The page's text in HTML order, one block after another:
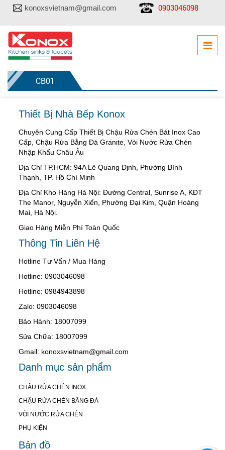
konoxsvietnam@gmail.com 0903046098
CB01
Thiết Bị Nhà Bếp Konox
Chuyên Cung Cấp Thiết Bị Chậu Rửa Chén Bát Inox Cao
Cấp, Chậu Rửa Bằng Đá Granite, Vòi Nước Rửa Chén
Nhập Khẩu Châu Âu
Địa Chỉ TP.HCM: 94A Lê Quang Định, Phường Bình
Thạnh, TP. Hồ Chí Minh
Địa Chỉ Kho Hàng Hà Nội: Đường Central, Sunrise A, KĐT
The Manor, Nguyễn Xiển, Phường Đại Kim, Quận Hoàng
Mai, Hà Nội.
Giao Hàng Miễn Phí Toàn Quốc
Thông Tin Liên Hệ
Hotline Tư Vấn / Mua Hàng
Hotline: 0903046098
Hotline: 0984943898
Zalo: 0903046098
Bảo Hành: 18007099
Sửa Chữa: 18007099
Gmail: konoxsvietnam@gmail.com
Danh mục sản phẩm
CHẬU RỬA CHÉN INOX
CHẬU RỬA CHÉN BẰNG ĐÁ
VÒI NƯỚC RỬA CHÉN
PHỤ KIỆN
Bản đồ